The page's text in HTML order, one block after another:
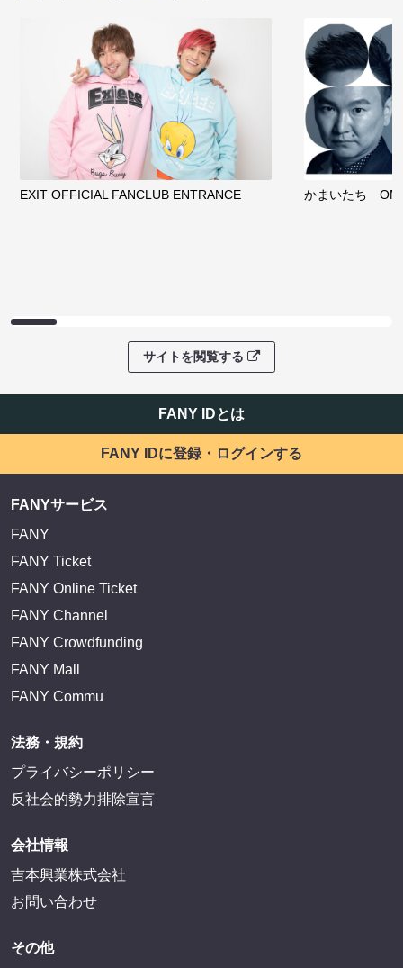
EXIT OFFICIAL FANCLUB ENTRANCE かまいたち
サイトを閲覧する
FANY IDとは
FANY IDに登録・ログインする
FANYサービス
FANY
FANY Ticket
FANY Online Ticket
FANY Channel
FANY Crowdfunding
FANY Mall
FANY Commu
法務・規約
プライバシーポリシー
反社会的勢力排除宣言
会社情報
吉本興業株式会社
お問い合わせ
その他